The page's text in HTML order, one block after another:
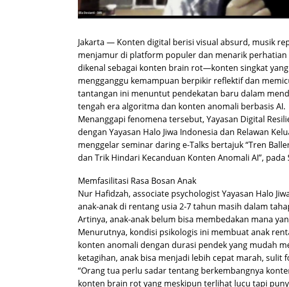
Jakarta — Konten digital berisi visual absurd, musik
menjamur di platform populer dan menarik perhatian
dikenal sebagai konten brain rot—konten singkat
mengganggu kemampuan berpikir reflektif dan
tantangan ini menuntut pendekatan baru dalam
tengah era algoritma dan konten anomali berbasis AI.
Menanggapi fenomena tersebut, Yayasan Digital
dengan Yayasan Halo Jiwa Indonesia dan Relawan
menggelar seminar daring e-Talks bertajuk “Tren
dan Trik Hindari Kecanduan Konten Anomali AI”, pada
Memfasilitasi Rasa Bosan Anak
Nur Hafidzah, associate psychologist Yayasan Halo
anak-anak di rentang usia 2-7 tahun masih dalam
Artinya, anak-anak belum bisa membedakan mana
Menurutnya, kondisi psikologis ini membuat anak
konten anomali dengan durasi pendek yang mudah
ketagihan, anak bisa menjadi lebih cepat marah, sulit
“Orang tua perlu sadar tentang berkembangnya
konten brain rot yang meskipun terlihat lucu tapi